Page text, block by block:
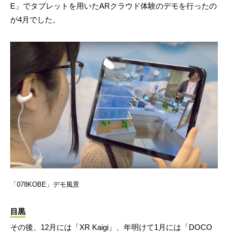
E」でタブレットを用いたARクラウド体験のデモを行ったの
が4月でした。
「078KOBE」デモ風景
目黒
その後、12月には「XR Kaigi」、年明けて1月には「DOCO